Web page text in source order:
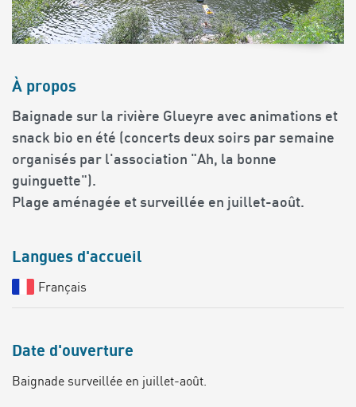
À propos
Baignade sur la rivière Glueyre avec animations et
snack bio en été (concerts deux soirs par semaine
organisés par l'association "Ah, la bonne
guinguette").
Plage aménagée et surveillée en juillet-août.
Langues d'accueil
Français
Date d'ouverture
Baignade surveillée en juillet-août.